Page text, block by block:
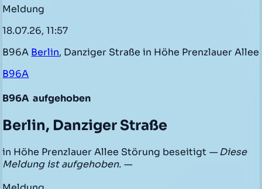
Meldung
18.07.26, 11:57
B96A Berlin, Danziger Straße in Höhe Prenzlauer Allee
B96A
B96A aufgehoben
Berlin, Danziger Straße
in Höhe Prenzlauer Allee Störung beseitigt — Diese
Meldung ist aufgehoben. —